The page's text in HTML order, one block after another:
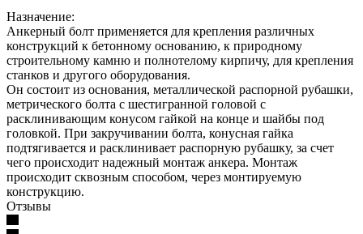
Назначение:
Анкерный болт применяется для крепления различных
конструкций к бетонному основанию, к природному
строительному камню и полнотелому кирпичу, для крепления
станков и другого оборудования.
Он состоит из основания, металлической распорной рубашки,
метрического болта с шестигранной головой с
расклинивающим конусом гайкой на конце и шайбы под
головкой. При закручивании болта, конусная гайка
подтягивается и расклинивает распорную рубашку, за счет
чего происходит надежный монтаж анкера. Монтаж
происходит сквозным способом, через монтируемую
конструкцию.
Отзывы